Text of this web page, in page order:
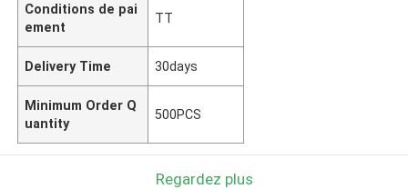
Conditions de pai
ement
TT
Delivery Time 30days
Minimum Order Q
uantity
500PCS
Regardez plus